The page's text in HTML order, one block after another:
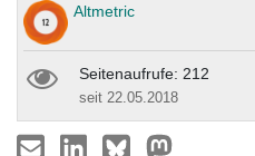
Altmetric
Seitenaufrufe: 212
seit 22.05.2018